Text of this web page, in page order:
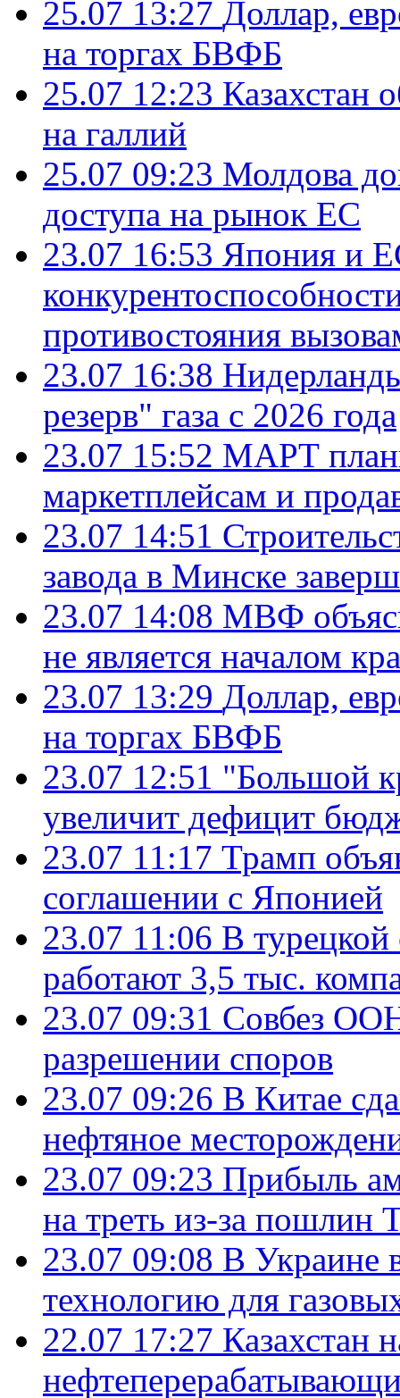
25.07 13:27 Доллар,
на торгах БВФБ
25.07 12:23 Казахстан
на галлий
25.07 09:23 Молдова
доступа на рынок ЕС
23.07 16:53 Япония и
противостояния
23.07 16:38
резерв" газа с 2026 года
23.07 15:52 МАРТ
маркетплейсам и
23.07 14:51
завода в Минске
23.07 14:08 МВФ
не является началом
23.07 13:29 Доллар,
на торгах БВФБ
23.07 12:51 "Большой
увеличит дефицит
23.07 11:17 Трамп
соглашении с Японией
23.07 11:06 В
работают 3,5 тыс.
23.07 09:31 Совбез
разрешении споров
23.07 09:26 В Китае
нефтяное
23.07 09:23 Прибыль
на треть из-за пошлин
23.07 09:08 В Украине
технологию для
22.07 17:27 Казахстан